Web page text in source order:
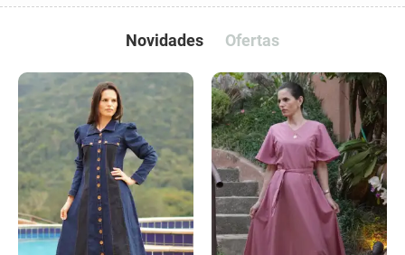
Novidades Ofertas